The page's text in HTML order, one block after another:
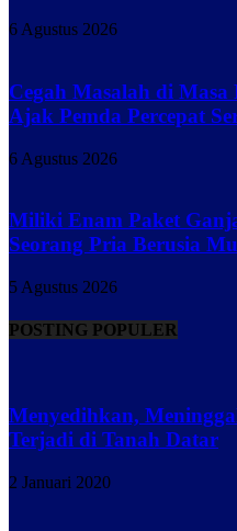
6 Agustus 2026
Cegah Masalah di
Ajak Pemda Percepat
6 Agustus 2026
Miliki Enam Paket
Seorang Pria Berusia
5 Agustus 2026
POSTING POPULER
Menyedihkan,
Terjadi di Tanah Datar
2 Januari 2020